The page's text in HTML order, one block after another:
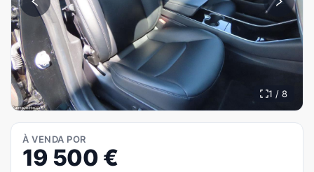
1 / 8
À VENDA POR
19 500 €